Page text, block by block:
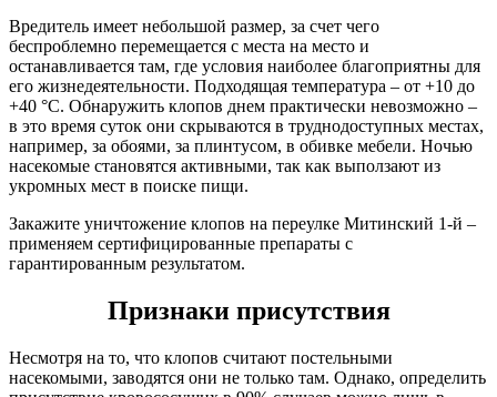
Вредитель имеет небольшой размер, за счет чего
беспроблемно перемещается с места на место и
останавливается там, где условия наиболее благоприятны для
его жизнедеятельности. Подходящая температура – от +10 до
+40 °С. Обнаружить клопов днем практически невозможно –
в это время суток они скрываются в труднодоступных местах,
например, за обоями, за плинтусом, в обивке мебели. Ночью
насекомые становятся активными, так как выползают из
укромных мест в поиске пищи.
Закажите уничтожение клопов на переулке Митинский 1-й –
применяем сертифицированные препараты с
гарантированным результатом.
Признаки присутствия
Несмотря на то, что клопов считают постельными
насекомыми, заводятся они не только там. Однако, определить